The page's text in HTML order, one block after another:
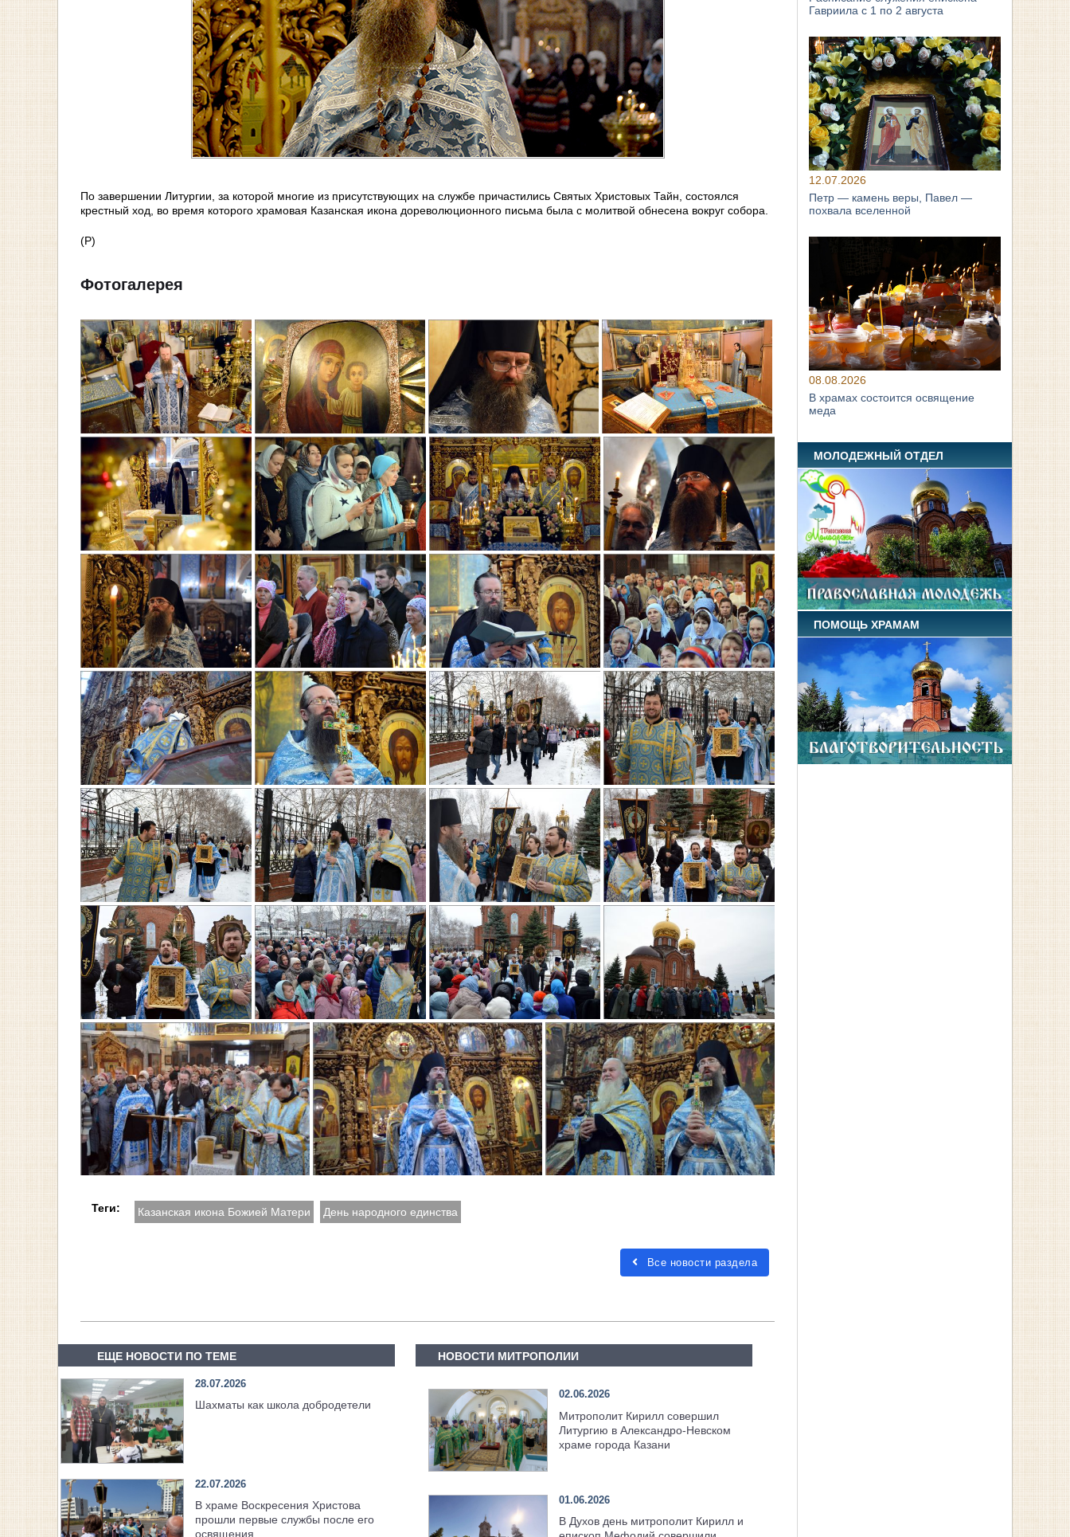
По завершении Литургии, за которой многие из присутствующих на службе причастились Святых Христовых Тайн, состоялся
крестный ход, во время которого храмовая Казанская икона дореволюционного письма была с молитвой обнесена вокруг собора.
(Р)
Фотогалерея
Теги: Казанская икона Божией Матери День народного единства
Все новости раздела
ЕЩЕ НОВОСТИ ПО ТЕМЕ
28.07.2026
Шахматы как школа добродетели
22.07.2026
В храме Воскресения Христова
прошли первые службы после его
освящения
НОВОСТИ МИТРОПОЛИИ
02.06.2026
Митрополит Кирилл совершил
Литургию в Александро-Невском
храме города Казани
01.06.2026
В Духов день митрополит Кирилл и
Гавриила с 1 по 2 августа
12.07.2026
Петр — камень веры, Павел —
похвала вселенной
08.08.2026
В храмах состоится освящение
меда
МОЛОДЕЖНЫЙ ОТДЕЛ
ПОМОЩЬ ХРАМАМ